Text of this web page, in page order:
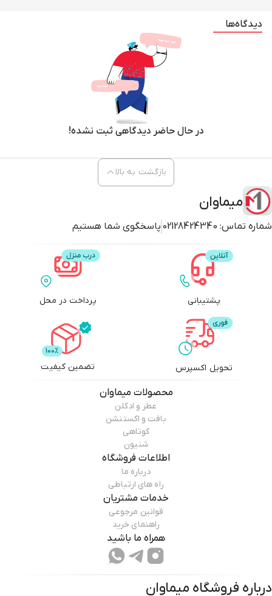
دیدگاه‌ها
در حال حاضر دیدگاهی ثبت نشده!
میماوان
شماره تماس: 02128424340 پاسخگوی شما هستیم
بازگشت به بالا
پشتیبانی پرداخت در محل
تحویل اکسپرس تضمین کیفیت
محصولاتمیماوان
عطر و ادکلن
بافت و اکستنشن
کوتاهی
شنیون
اطلاعات فروشگاه
درباره ما
راه های ارتباطی
خدمات مشتریان
قوانین مرجوعی
راهنمای خرید
همراه ما باشید
درباره فروشگاه میماوان